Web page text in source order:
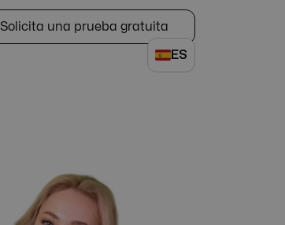
Solicita una prueba gratuita
ES